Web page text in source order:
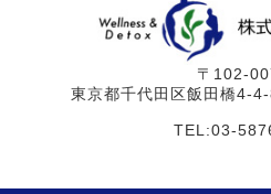
〒102-
東京都千代田区飯田橋4-
TEL:03-